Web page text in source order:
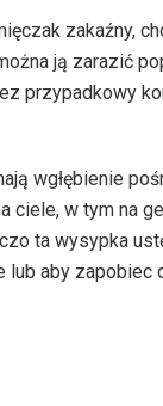
zakaźny,
ją zarazić
przypadkowy
wgłębienie
w tym na
ta wysypka
aby